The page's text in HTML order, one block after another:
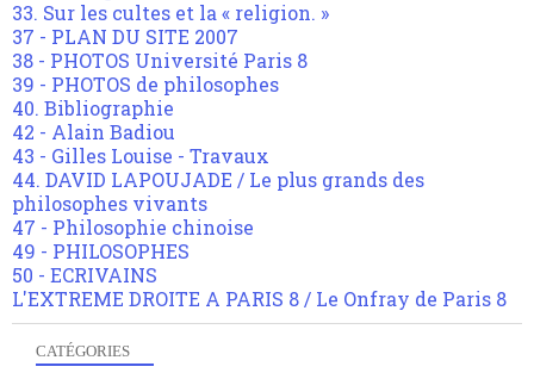
33. Sur les cultes et la « religion. »
37 - PLAN DU SITE 2007
38 - PHOTOS Université Paris 8
39 - PHOTOS de philosophes
40. Bibliographie
42 - Alain Badiou
43 - Gilles Louise - Travaux
44. DAVID LAPOUJADE / Le plus grands des
philosophes vivants
47 - Philosophie chinoise
49 - PHILOSOPHES
50 - ECRIVAINS
L'EXTREME DROITE A PARIS 8 / Le Onfray de Paris 8
CATÉGORIES